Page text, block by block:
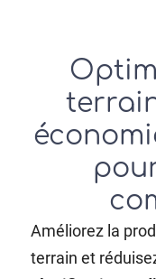
Améliorez la
terrain et